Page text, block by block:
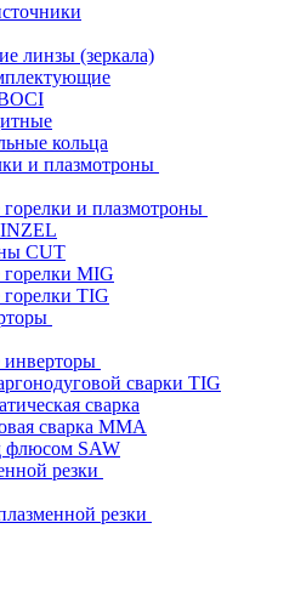
линзы (зеркала)
кольца
и плазмотроны
и плазмотроны
CUT
MIG
TIG
сварки TIG
сварка
сварка MMA
флюсом SAW
резки
резки